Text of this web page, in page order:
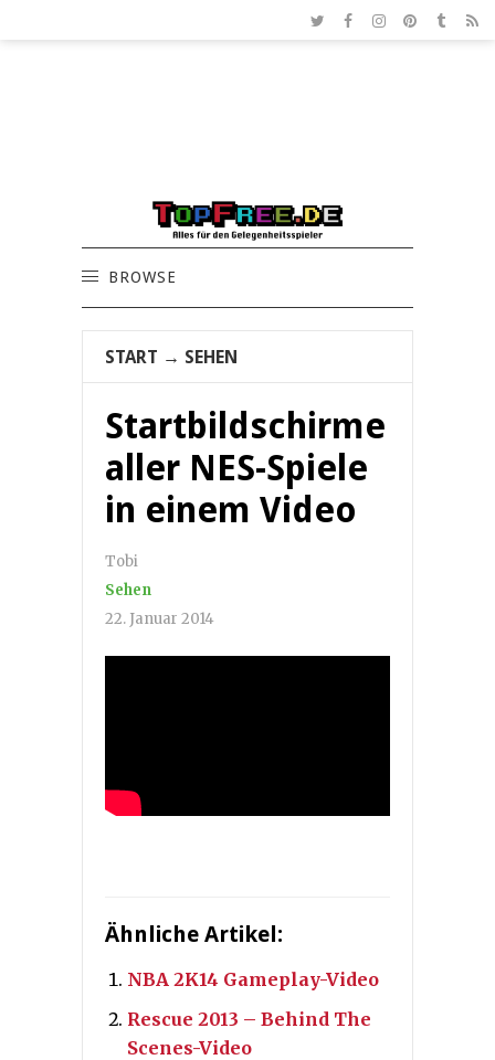
BROWSE
START → SEHEN
Startbildschirme
aller NES-Spiele
in einem Video
Tobi
Sehen
22. Januar 2014
Ähnliche Artikel:
NBA 2K14 Gameplay-Video
Rescue 2013 – Behind The
Scenes-Video